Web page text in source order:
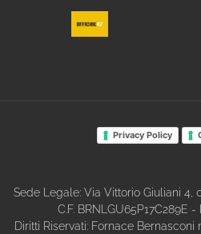
Privacy Policy
Sede Legale: Via Vittorio Giuliani 4,
C.F. BRNLGU65P17C289E
Diritti Riservati: Fornace